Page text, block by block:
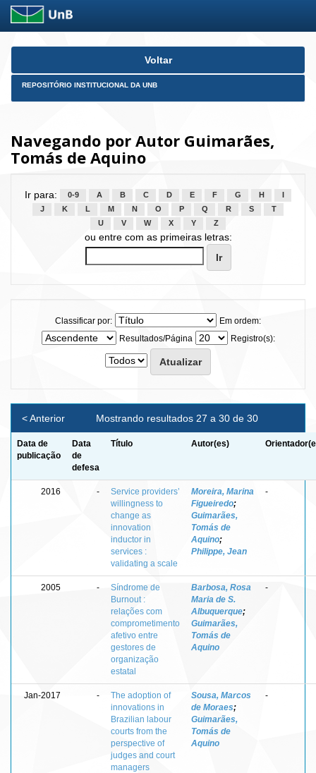
Skip
Voltar
REPOSITÓRIO INSTITUCIONAL DA UNB
Navegando por Autor Guimarães,
Tomás de Aquino
Ir para: 0-9 A B C D E F G H
J
K L M N O P Q R S
T
U
V W X Y Z
ou entre com as primeiras letras:
Classificar por:
Em ordem:
Resultados/Página
Registro(s):
Mostrando resultados 27 a 30 de 30
< Anterior
Data de
publicação
Data
de
defesa
Título Autor(es)
2016 -
Service providers’
willingness to
change as
innovation
inductor in
services :
validating a scale
Moreira, Marina
Figueiredo;
Guimarães,
Tomás de
Aquino;
Philippe, Jean
-
2005 -
Síndrome de
Burnout :
relações com
comprometimento
afetivo entre
gestores de
organização
estatal
Barbosa, Rosa
Maria de S.
Albuquerque;
Guimarães,
Tomás de
Aquino
-
Jan-2017 -
The adoption of
innovations in
Brazilian labour
courts from the
perspective of
judges and court
managers
Sousa, Marcos
de Moraes;
Guimarães,
Tomás de
Aquino
-